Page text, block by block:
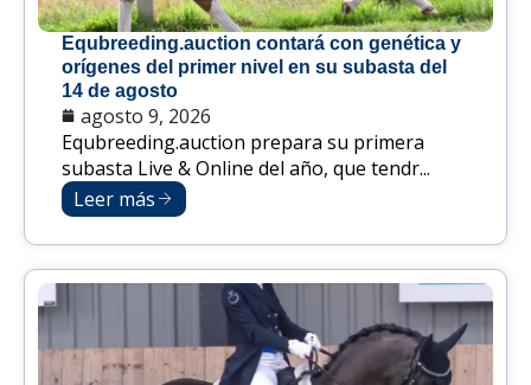
Equbreeding.auction contará con genética y
orígenes del primer nivel en su subasta del
14 de agosto
agosto 9, 2026
Equbreeding.auction prepara su primera
subasta Live & Online del año, que tendr...
Leer más